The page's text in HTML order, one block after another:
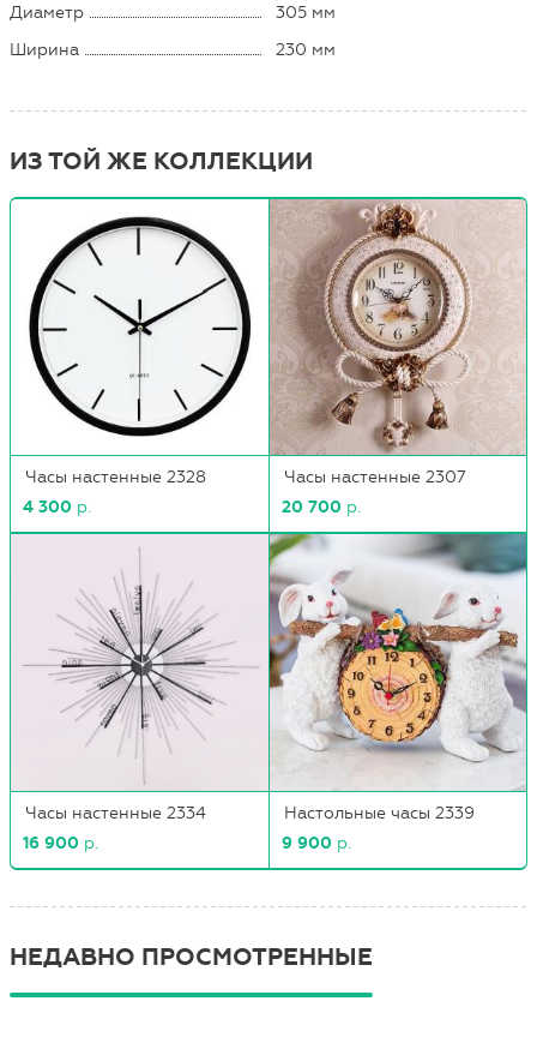
Диаметр
305 мм
Ширина
230 мм
ИЗ ТОЙ ЖЕ КОЛЛЕКЦИИ
Часы настенные 2328
4 300 р.
Часы настенные 2307
20 700 р.
Часы настенные 2334
16 900 р.
Настольные часы 2339
9 900 р.
НЕДАВНО ПРОСМОТРЕННЫЕ